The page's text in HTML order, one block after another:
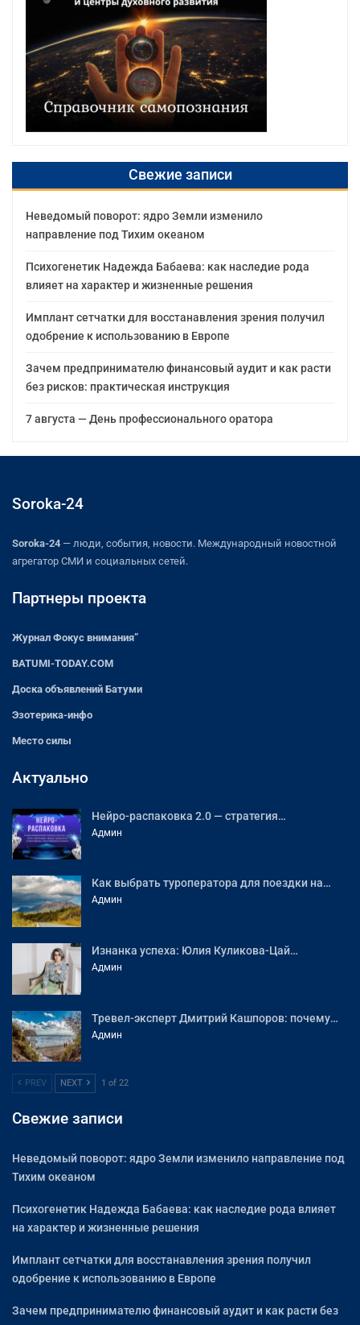
Свежие записи
Неведомый поворот: ядро Земли изменило
направление под Тихим океаном
Психогенетик Надежда Бабаева: как наследие рода
влияет на характер и жизненные решения
Имплант сетчатки для восстанавления зрения получил
одобрение к использованию в Европе
Зачем предпринимателю финансовый аудит и как расти
без рисков: практическая инструкция
7 августа — День профессионального оратора
Soroka-24
Soroka-24 — люди, события, новости. Международный новостной
агрегатор СМИ и социальных сетей.
Партнеры проекта
Журнал Фокус внимания”
BATUMI-TODAY.COM
Доска объявлений Батуми
Эзотерика-инфо
Место силы
Актуально
Нейро-распаковка 2.0 — стратегия…
Админ
Как выбрать туроператора для поездки на…
Админ
Изнанка успеха: Юлия Куликова-Цай…
Админ
Тревел-эксперт Дмитрий Кашпоров: почему…
Админ
PREV NEXT 1 of 22
Свежие записи
Неведомый поворот: ядро Земли изменило направление под
Тихим океаном
Психогенетик Надежда Бабаева: как наследие рода влияет
на характер и жизненные решения
Имплант сетчатки для восстанавления зрения получил
одобрение к использованию в Европе
Зачем предпринимателю финансовый аудит и как расти без